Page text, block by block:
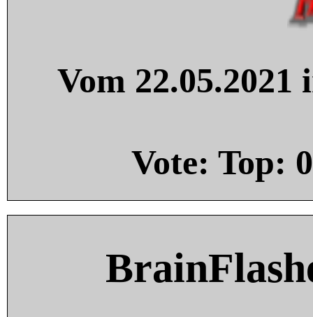
Vom
Vote: Top: 0